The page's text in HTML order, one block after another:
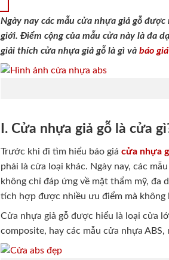
Ngày nay các mẫu cửa nhựa giả gỗ
giới. Điểm cộng của mẫu cửa này là đa
giải thích cửa nhựa giả gỗ là gì vàbáo
I. Cửa nhựa giả gỗ là cửa
Trước khi đi tìm hiểu báo giácửa nhựa
phải là cửa loại khác. Ngày nay, các
không chỉ đáp ứng về mặt thẩm mỹ, đa
tích hợp được nhiều ưu điểm mà không
Cửa nhựa giả gỗ được hiểu là loại cửa
composite, hay các mẫu cửa nhựa